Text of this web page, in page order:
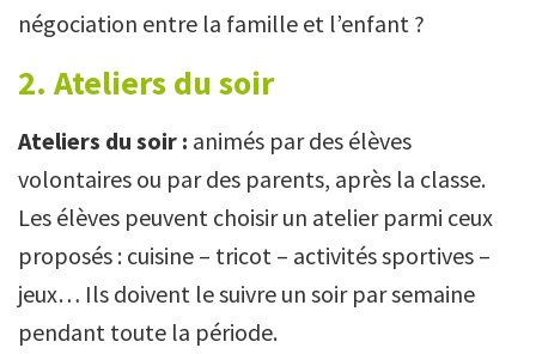
négociation entre la famille et l’enfant ?
2. Ateliers du soir
Ateliers du soir : animés par des élèves
volontaires ou par des parents, après la classe.
Les élèves peuvent choisir un atelier parmi ceux
proposés : cuisine – tricot – activités sportives –
jeux… Ils doivent le suivre un soir par semaine
pendant toute la période.